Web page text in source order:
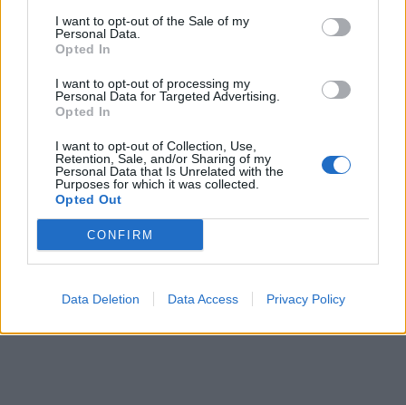
I want to opt-out of the Sale of my
Personal Data.
Opted In
I want to opt-out of processing my
Personal Data for Targeted Advertising.
Opted In
I want to opt-out of Collection, Use,
Retention, Sale, and/or Sharing of my
Personal Data that Is Unrelated with the
Purposes for which it was collected.
Opted Out
CONFIRM
Data Deletion Data Access Privacy Policy
In evidenza